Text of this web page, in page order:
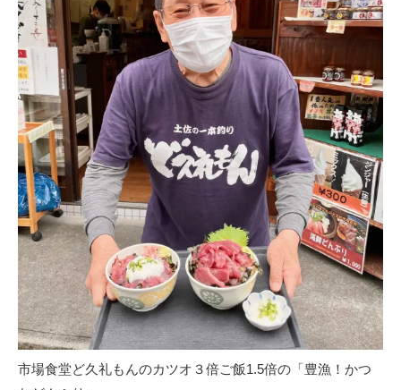
市場食堂ど久礼もんのカツオ３倍ご飯1.5倍の「豊漁！かつ